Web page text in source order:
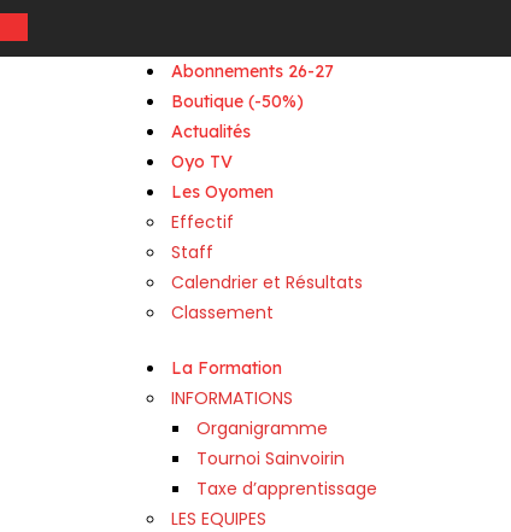
Abonnements 26-27
Boutique (-50%)
Actualités
Oyo TV
Les Oyomen
Effectif
Staff
Calendrier et Résultats
Classement
La Formation
INFORMATIONS
Organigramme
Tournoi Sainvoirin
Taxe d’apprentissage
LES EQUIPES